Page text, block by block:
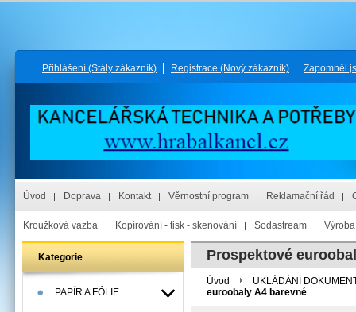
Přihlášení (Stálý zákazník) Registrace (Nový zákazník) Zapomněl
Úvod Doprava Kontakt Věrnostní program Reklamační řád
Kroužková vazba Kopírování - tisk - skenování Sodastream
Kategorie
PAPÍR A FÓLIE
Prospektové
Úvod
UKLÁDÁNÍ
euroobaly A4 barevné